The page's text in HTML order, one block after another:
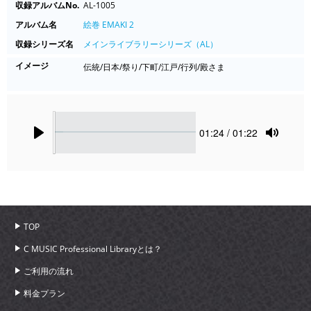
収録アルバムNo. AL-1005
アルバム名
絵巻 EMAKI 2
収録シリーズ名
メインライブラリーシリーズ（AL）
イメージ
伝統/日本/祭り/下町/江戸/行列/殿さま
Current
01:24 / 01:22
TOP
C MUSIC Professional Libraryとは？
ご利用の流れ
料金プラン